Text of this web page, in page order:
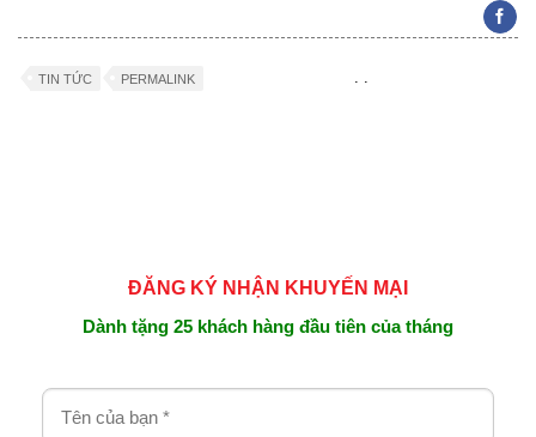
TIN TỨC .
PERMALINK .
ĐĂNG KÝ NHẬN KHUYẾN MẠI
Dành tặng 25 khách hàng đầu tiên của tháng